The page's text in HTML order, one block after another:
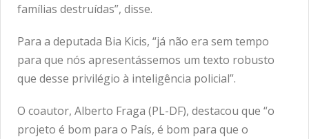
famílias destruídas”, disse.
Para a deputada Bia Kicis, “já não era sem tempo
para que nós apresentássemos um texto robusto
que desse privilégio à inteligência policial”.
O coautor, Alberto Fraga (PL-DF), destacou que “o
projeto é bom para o País, é bom para que o